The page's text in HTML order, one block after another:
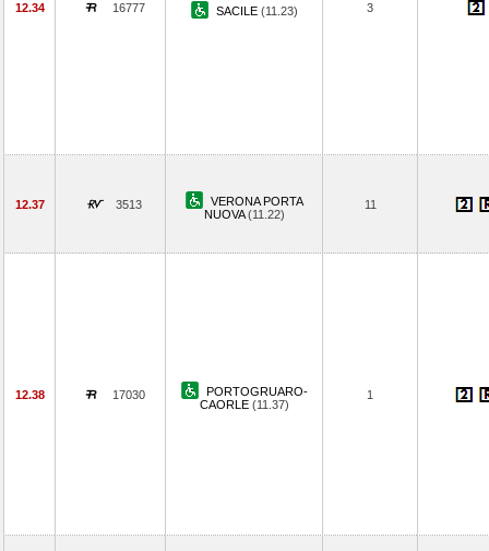
12.34 16777 SACILE (11.23) 3
12.37 3513
VERONA PORTA
NUOVA(11.22)
11
12.38 17030
PORTOGRUARO-
CAORLE (11.37)
1